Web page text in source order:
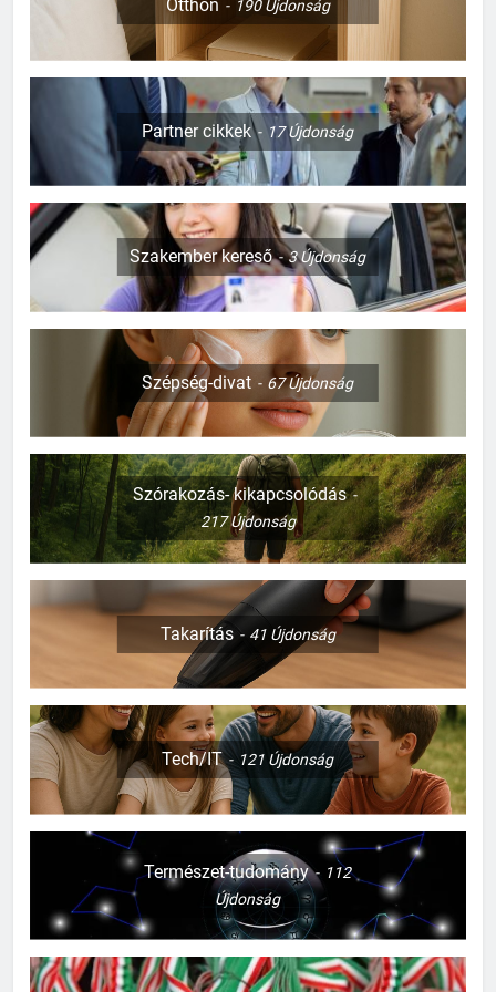
Otthon 190Újdonság
Partner cikkek 17Újdonság
Szakember kereső 3Újdonság
Szépség-divat 67Újdonság
Szórakozás- kikapcsolódás
217Újdonság
Takarítás 41 Újdonság
Tech/IT 121 Újdonság
Természet-tudomány
112
Újdonság
127
Mi kell a templomi esküvőhöz?
CSALÁD-GYEREK-KAPCSOLATOK
128
Mi kell a babaszobába?
CSALÁD-GYEREK-KAPCSOLATOK
ÉRDEKESSÉGEK
Mikor kell családi szabályokat
CSALÁD-GYEREK-KAPCSOLATOK